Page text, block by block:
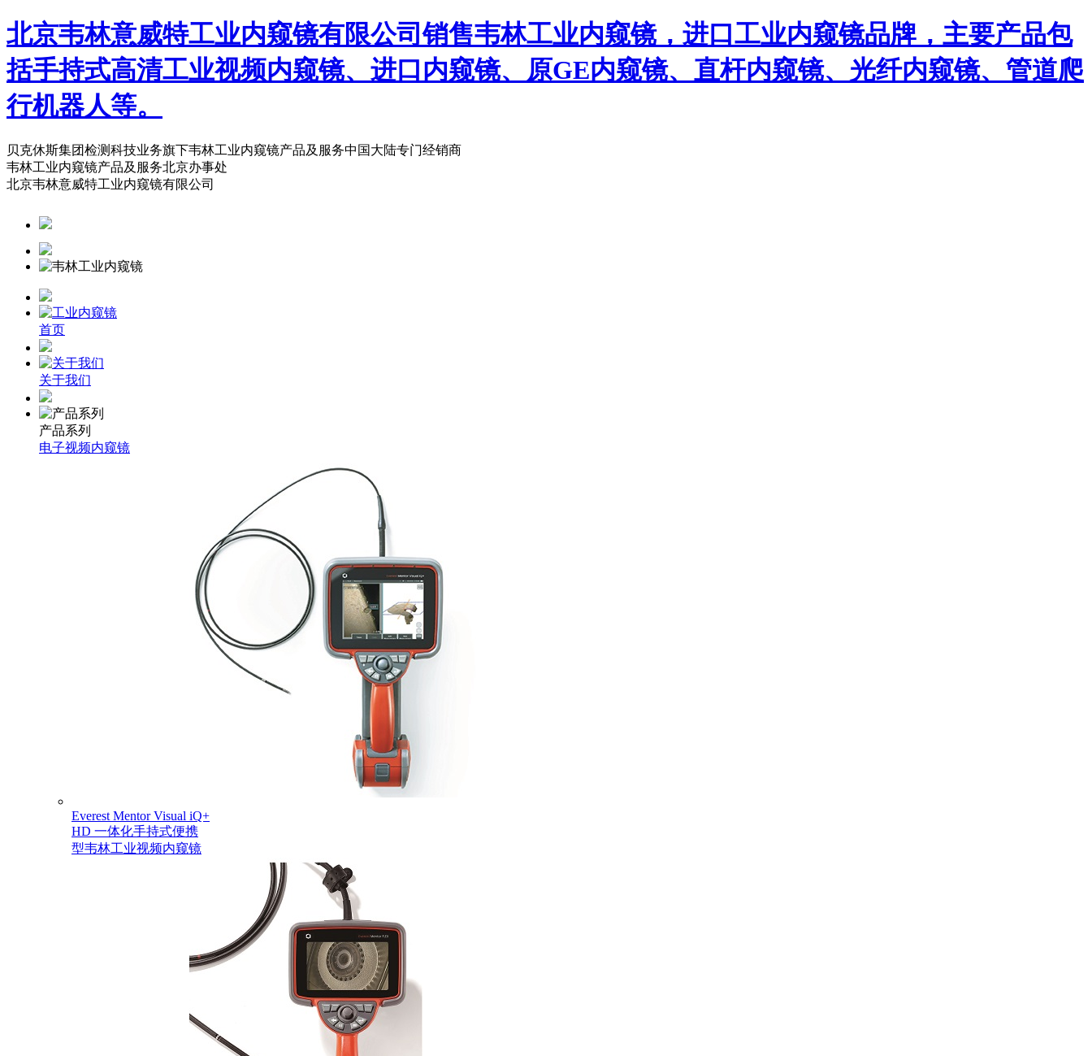
北京韦林意威特工业内窥镜有限公司销售韦林工业内窥镜，进口工业内窥镜品牌，主要产品包
括手持式高清工业视频内窥镜、进口内窥镜、原GE内窥镜、直杆内窥镜、光纤内窥镜、管道爬
行机器人等。
贝克休斯集团检测科技业务旗下韦林工业内窥镜产品及服务中国大陆专门经销商
韦林工业内窥镜产品及服务北京办事处
北京韦林意威特工业内窥镜有限公司
首页
关于我们
产品系列
电子视频内窥镜
Everest Mentor Visual iQ+
HD 一体化手持式便携
型韦林工业视频内窥镜